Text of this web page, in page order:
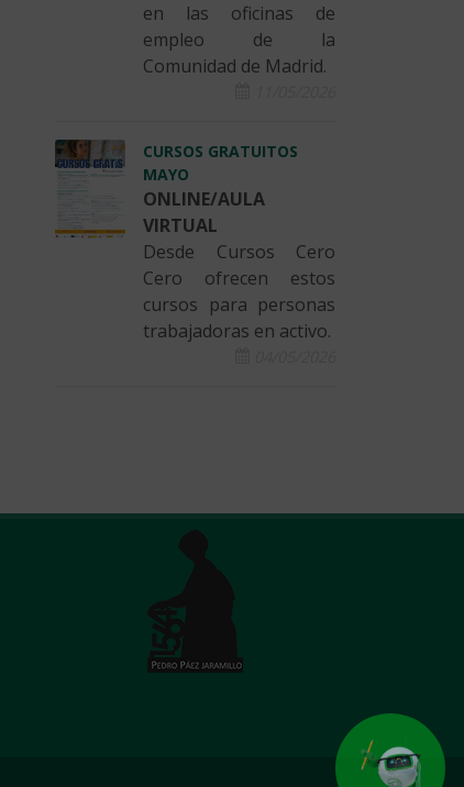
en las oficinas de
empleo de la
Comunidad de Madrid.
CURSOS GRATUITOS
MAYO
ONLINE/AULA
VIRTUAL
Desde Cursos Cero
Cero ofrecen estos
cursos para personas
trabajadoras en activo.